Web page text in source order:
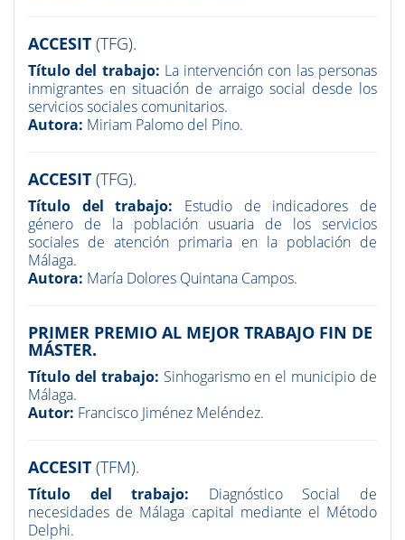
ACCESIT (TFG).
Título del trabajo: La intervención con las personas
inmigrantes en situación de arraigo social desde los
servicios sociales comunitarios.
Autora: Miriam Palomo del Pino.
ACCESIT (TFG).
Título del trabajo: Estudio de indicadores de
género de la población usuaria de los servicios
sociales de atención primaria en la población de
Málaga.
Autora: María Dolores Quintana Campos.
PRIMER PREMIO AL MEJOR TRABAJO FIN DE
MÁSTER.
Título del trabajo: Sinhogarismo en el municipio de
Málaga.
Autor: Francisco Jiménez Meléndez.
ACCESIT (TFM).
Título del trabajo: Diagnóstico Social de
necesidades de Málaga capital mediante el Método
Delphi.